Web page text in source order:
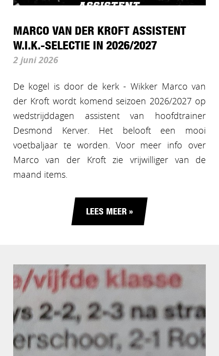
MARCO VAN DER KROFT ASSISTENT
W.I.K.-SELECTIE IN 2026/2027
2 juni 2026
De kogel is door de kerk - Wikker Marco van
der Kroft wordt komend seizoen 2026/2027 op
wedstrijddagen assistent van hoofdtrainer
Desmond Kerver. Het belooft een mooi
voetbaljaar te worden. Voor meer info over
Marco van der Kroft zie vrijwilliger van de
maand items.
LEES MEER »